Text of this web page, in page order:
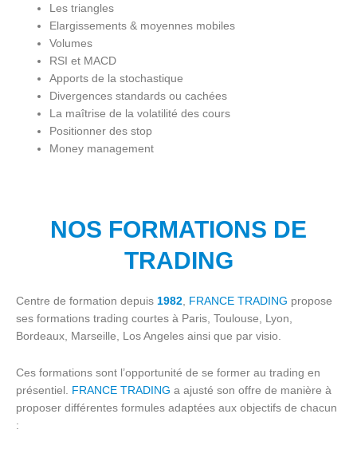
Les triangles
Elargissements & moyennes mobiles
Volumes
RSI et MACD
Apports de la stochastique
Divergences standards ou cachées
La maîtrise de la volatilité des cours
Positionner des stop
Money management
NOS FORMATIONS DE
TRADING
Centre de formation depuis 1982 FRANCE TRADING propose
ses formations trading courtes à Paris, Toulouse, Lyon,
Bordeaux, Marseille, Los Angeles ainsi que par visio.
Ces formations sont l’opportunité de se former au trading en
présentiel. FRANCE TRADING a ajusté son offre de manière à
proposer différentes formules adaptées aux objectifs de chacun
: